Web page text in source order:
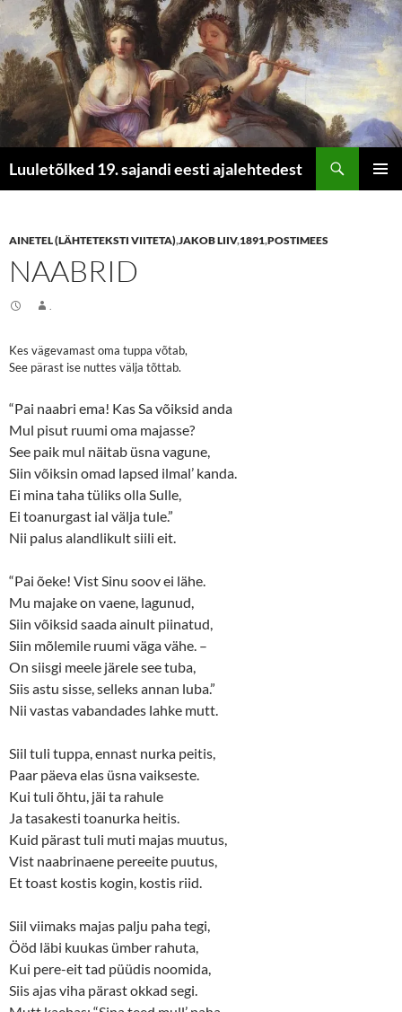
Luuletõlked 19. sajandi eesti ajalehtedest
AINETEL (LÄHTETEKSTI VIITETA),JAKOB LIIV,1891,POSTIMEES
NAABRID
Kes vägevamast oma tuppa võtab,
See pärast ise nuttes välja tõttab.
“Pai naabri ema! Kas Sa võiksid anda
Mul pisut ruumi oma majasse?
See paik mul näitab üsna vagune,
Siin võiksin omad lapsed ilmal’ kanda.
Ei mina taha tüliks olla Sulle,
Ei toanurgast ial välja tule.”
Nii palus alandlikult siili eit.
“Pai õeke! Vist Sinu soov ei lähe.
Mu majake on vaene, lagunud,
Siin võiksid saada ainult piinatud,
Siin mõlemile ruumi väga vähe. –
On siisgi meele järele see tuba,
Siis astu sisse, selleks annan luba.”
Nii vastas vabandades lahke mutt.
Siil tuli tuppa, ennast nurka peitis,
Paar päeva elas üsna vaikseste.
Kui tuli õhtu, jäi ta rahule
Ja tasakesti toanurka heitis.
Kuid pärast tuli muti majas muutus,
Vist naabrinaene pereeite puutus,
Et toast kostis kogin, kostis riid.
Siil viimaks majas palju paha tegi,
Ööd läbi kuukas ümber rahuta,
Kui pere-eit tad püüdis noomida,
Siis ajas viha pärast okkad segi.